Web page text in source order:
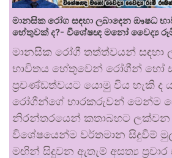
මානසික රෝග සඳහා ලබාදෙන ඖෂධ
හේතුවක් ද?- විශේෂඥ මනෝ වෛද්‍ය
මානසික රෝගී තත්ත්වයන් සඳහා
භාවිතය හේතුවෙන් රෝගීන් හෝ
ප්‍රචණ්ඩත්වයට යොමු විය හැකි ද
රෝගීන්ගේ භාරකරුවන් මෙන්ම
නිරන්තරයෙන් කතාබහට ලක්වන
විශේෂයෙන්ම වර්තමාන සිදුවීම්
මඟින් සිදුවන ඇතැම් අසත්‍ය